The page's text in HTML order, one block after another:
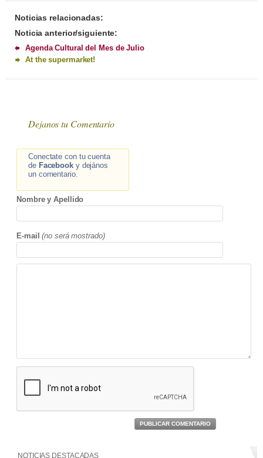
Noticias relacionadas:
Noticia anterior/siguiente:
Agenda Cultural del Mes de Julio
At the supermarket!
Dejanos tu Comentario
Conectate con tu cuenta
de Facebooky dejános
un comentario.
Nombre y Apellido
E-mail (no será mostrado)
PUBLICAR COMENTARIO
NOTICIAS DESTACADAS